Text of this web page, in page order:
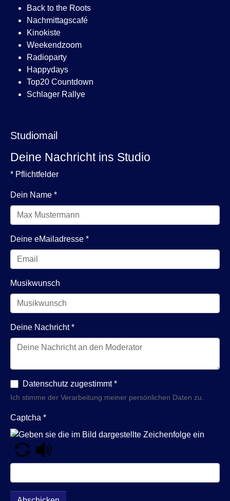
Back to the Roots
Nachmittagscafé
Kinokiste
Weekendzoom
Radioparty
Happydays
Top20 Countdown
Schlager Rallye
Studiomail
Deine Nachricht ins Studio
* Pflichtfelder
Dein Name *
Deine eMailadresse *
Musikwunsch
Deine Nachricht*
Datenschutz zugestimmt*
Ich stimme der Verarbeitung meiner persönlichen Daten zu.
Captcha *